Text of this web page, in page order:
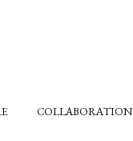
COLLABORATION